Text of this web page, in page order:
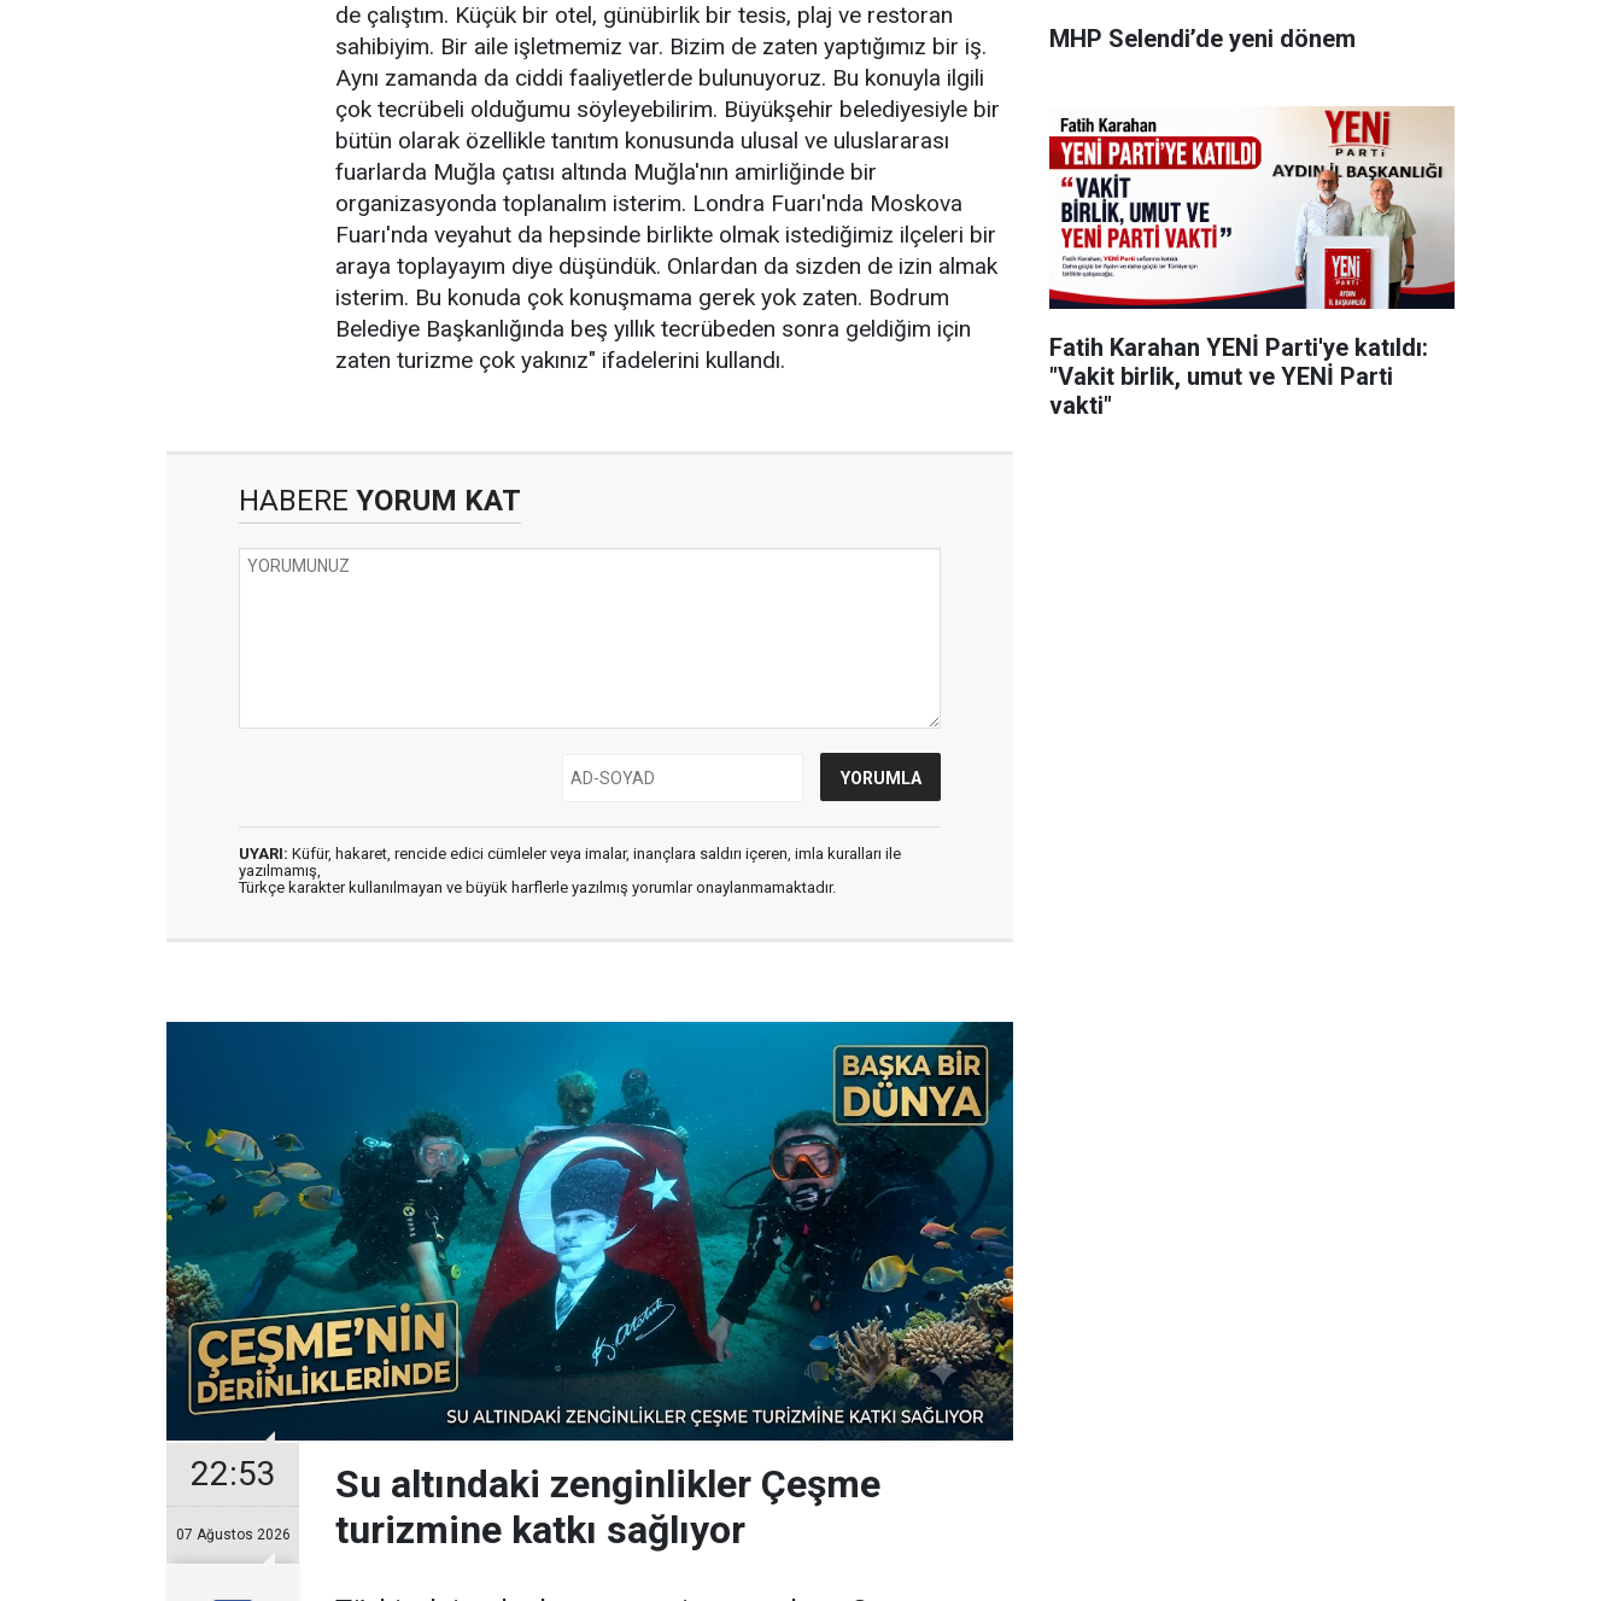
de çalıştım. Küçük bir otel, günübirlik bir tesis, plaj ve restoran
sahibiyim. Bir aile işletmemiz var. Bizim de zaten yaptığımız bir iş.
Aynı zamanda da ciddi faaliyetlerde bulunuyoruz. Bu konuyla ilgili
çok tecrübeli olduğumu söyleyebilirim. Büyükşehir belediyesiyle bir
bütün olarak özellikle tanıtım konusunda ulusal ve uluslararası
fuarlarda Muğla çatısı altında Muğla'nın amirliğinde bir
organizasyonda toplanalım isterim. Londra Fuarı'nda Moskova
Fuarı'nda veyahut da hepsinde birlikte olmak istediğimiz ilçeleri bir
araya toplayayım diye düşündük. Onlardan da sizden de izin almak
isterim. Bu konuda çok konuşmama gerek yok zaten. Bodrum
Belediye Başkanlığında beş yıllık tecrübeden sonra geldiğim için
zaten turizme çok yakınız" ifadelerini kullandı.
HABERE YORUM KAT
UYARI: Küfür, hakaret, rencide edici cümleler veya imalar, inançlara saldırı içeren, imla kuralları ile
yazılmamış,
Türkçe karakter kullanılmayan ve büyük harflerle yazılmış yorumlar onaylanmamaktadır.
22:53
07 Ağustos 2026
Su altındaki zenginlikler Çeşme
turizmine katkı sağlıyor
MHP Selendi’de yeni dönem
Fatih Karahan YENİ Parti'ye katıldı:
"Vakit birlik, umut ve YENİ Parti
vakti"